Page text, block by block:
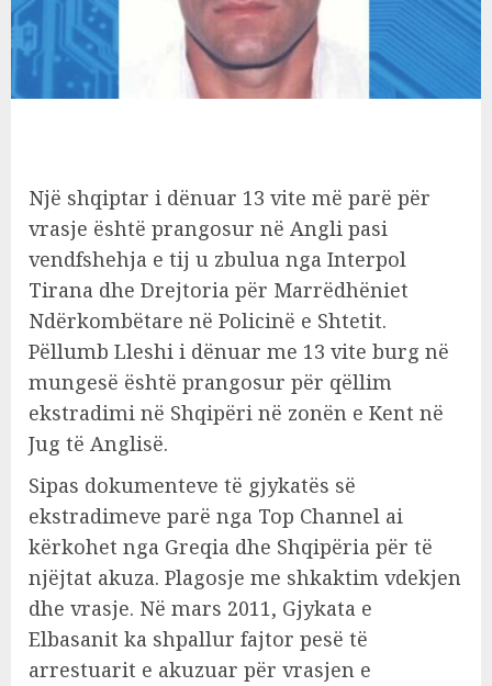
Një shqiptar i dënuar 13 vite më parë për
vrasje është prangosur në Angli pasi
vendfshehja e tij u zbulua nga Interpol
Tirana dhe Drejtoria për Marrëdhëniet
Ndërkombëtare në Policinë e Shtetit.
Pëllumb Lleshi i dënuar me 13 vite burg në
mungesë është prangosur për qëllim
ekstradimi në Shqipëri në zonën e Kent në
Jug të Anglisë.
Sipas dokumenteve të gjykatës së
ekstradimeve parë nga Top Channel ai
kërkohet nga Greqia dhe Shqipëria për të
njëjtat akuza. Plagosje me shkaktim vdekjen
dhe vrasje. Në mars 2011, Gjykata e
Elbasanit ka shpallur fajtor pesë të
arrestuarit e akuzuar për vrasjen e